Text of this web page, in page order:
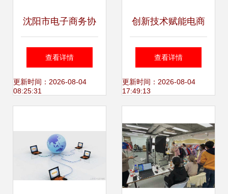
沈阳市电子商务协
会孵化中心正式成
立，深化电子商务
查看详情
更新时间：2026-08-04
08:25:31
创新技术赋能电商
新生态——2021义
乌电商博览会线上
官
查看详情
更新时间：2026-08-04
17:49:13